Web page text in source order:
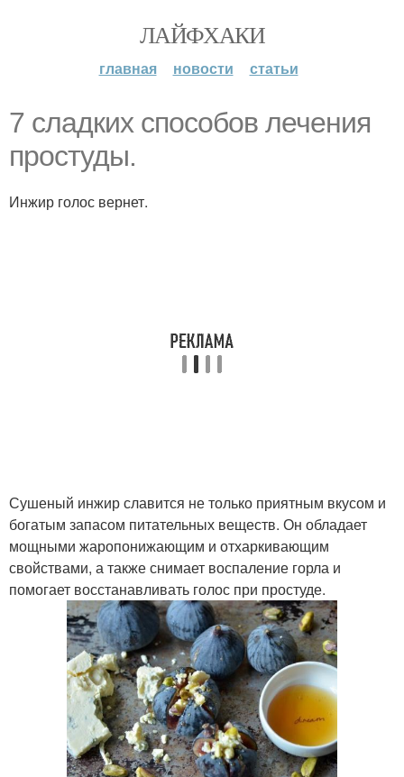
ЛАЙФХАКИ
главная новости статьи
7 сладких способов лечения
простуды.
Инжир голос вернет.
Сушеный инжир славится не только приятным вкусом и
богатым запасом питательных веществ. Он обладает
мощными жаропонижающим и отхаркивающим
свойствами, а также снимает воспаление горла и
помогает восстанавливать голос при простуде.